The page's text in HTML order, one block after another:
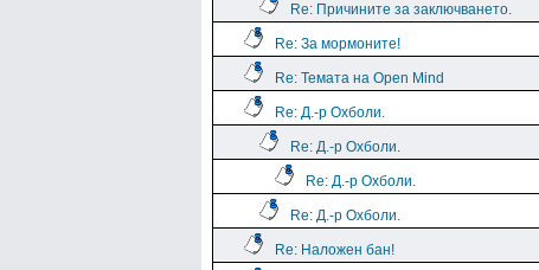
Re: Причините за заключването.
Re: За мормоните!
Re: Темата на Open Mind
Re: Д.-р Охболи.
Re: Д.-р Охболи.
Re: Д.-р Охболи.
Re: Д.-р Охболи.
Re: Наложен бан!